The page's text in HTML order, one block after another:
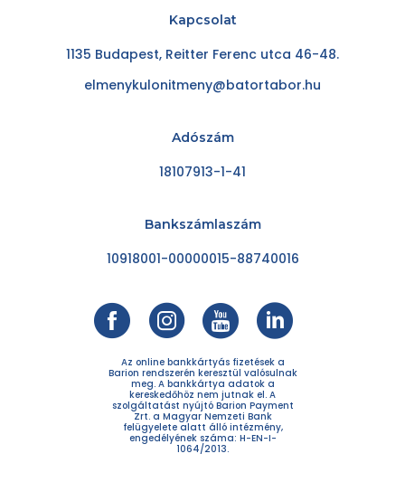
Kapcsolat
1135 Budapest, Reitter Ferenc utca 46-48.
elmenykulonitmeny@batortabor.hu
Adószám
18107913-1-41
Bankszámlaszám
10918001-00000015-88740016
Az online bankkártyás fizetések a
Barion rendszerén keresztül valósulnak
meg. A bankkártya adatok a
kereskedőhöz nem jutnak el. A
szolgáltatást nyújtó Barion Payment
Zrt. a Magyar Nemzeti Bank
felügyelete alatt álló intézmény,
engedélyének száma: H-EN-I-
1064/2013.